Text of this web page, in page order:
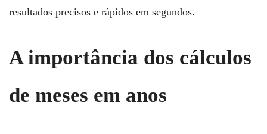
resultados precisos e rápidos em segundos.
A importância dos cálculos
de meses em anos